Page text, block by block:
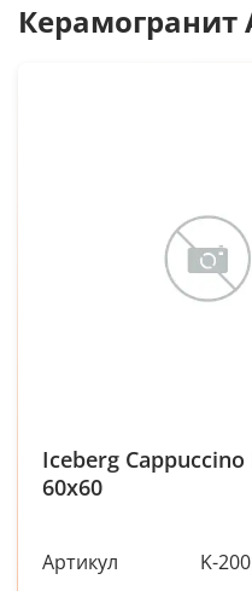
Керамогранит
Iceberg Cappuccino
60x60
Артикул
K-